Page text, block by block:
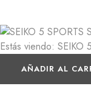
Estás viendo: SEIKO
AÑADIR AL